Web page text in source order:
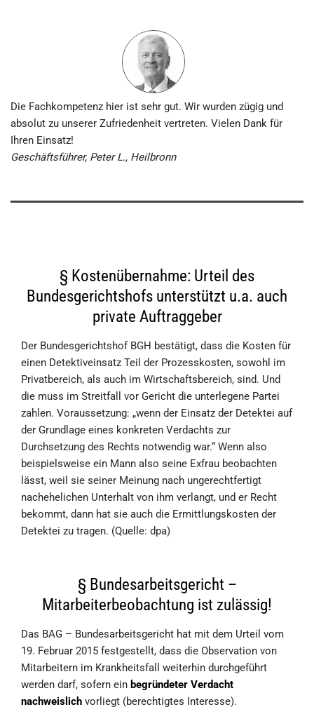
Die Fachkompetenz hier ist sehr gut. Wir wurden zügig und
absolut zu unserer Zufriedenheit vertreten. Vielen Dank für
Ihren Einsatz!
Geschäftsführer, Peter L., Heilbronn
§ Kostenübernahme: Urteil des
Bundesgerichtshofs unterstützt u.a. auch
private Auftraggeber
Der Bundesgerichtshof BGH bestätigt, dass die Kosten für
einen Detektiveinsatz Teil der Prozesskosten, sowohl im
Privatbereich, als auch im Wirtschaftsbereich, sind. Und
die muss im Streitfall vor Gericht die unterlegene Partei
zahlen. Voraussetzung: „wenn der Einsatz der Detektei auf
der Grundlage eines konkreten Verdachts zur
Durchsetzung des Rechts notwendig war.“ Wenn also
beispielsweise ein Mann also seine Exfrau beobachten
lässt, weil sie seiner Meinung nach ungerechtfertigt
nachehelichen Unterhalt von ihm verlangt, und er Recht
bekommt, dann hat sie auch die Ermittlungskosten der
Detektei zu tragen. (Quelle: dpa)
§ Bundesarbeitsgericht –
Mitarbeiterbeobachtung ist zulässig!
Das BAG – Bundesarbeitsgericht hat mit dem Urteil vom
19. Februar 2015 festgestellt, dass die Observation von
Mitarbeitern im Krankheitsfall weiterhin durchgeführt
werden darf, sofern ein begründeter Verdacht
nachweislich vorliegt (berechtigtes Interesse).